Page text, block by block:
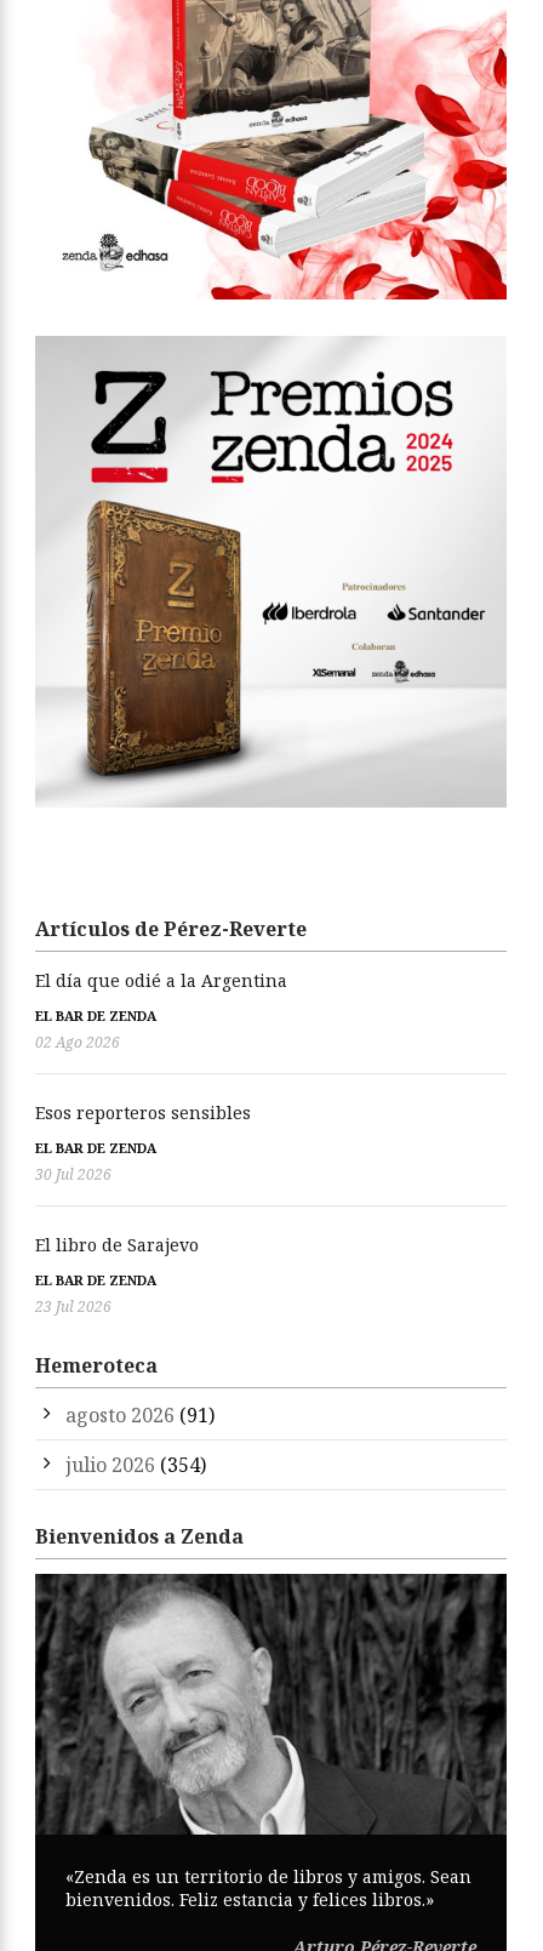
Artículos de Pérez-Reverte
El día que odié a la Argentina
EL BAR DE ZENDA
02 Ago 2026
Esos reporteros sensibles
EL BAR DE ZENDA
30 Jul 2026
El libro de Sarajevo
EL BAR DE ZENDA
23 Jul 2026
Hemeroteca
agosto 2026 (91)
julio 2026 (354)
Bienvenidos a Zenda
«Zenda es un territorio de libros y amigos. Sean
bienvenidos. Feliz estancia y felices libros.»